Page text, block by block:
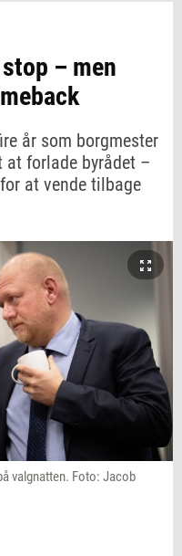
– men
år som borgmester
at forlade byrådet –
at vende tilbage
valgnatten. Foto: Jacob